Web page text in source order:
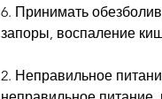
6. Принимать
запоры, воспаление
2. Неправильное